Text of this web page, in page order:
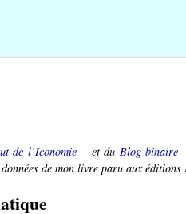
de l’Iconomie et du Blog binaire
de mon livre paru aux éditions